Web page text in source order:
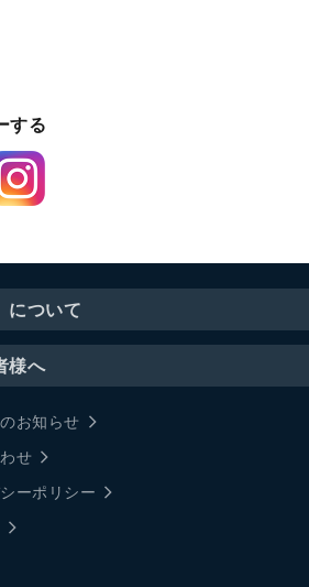
する
について
様へ
お知らせ
せ
ーポリシー